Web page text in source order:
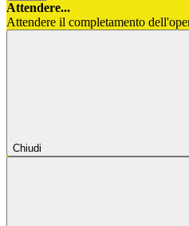
Attendere...
Attendere il completamento
Chiudi